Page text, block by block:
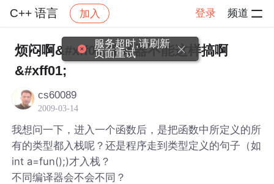
C++ 语言 加入 登录 频道
社区 C++ 语言 帖子详情
烦闷啊&#xff0c;编译器不能这样搞啊
&#xff01;
cs60089
2009-03-14
我想问一下，进入一个函数后，是把函数中所定义的所
有的类型都入栈呢？还是程序走到类型定义的句子（如
int a=fun();)才入栈？
不同编译器会不会不同？
服务超时,请刷新
页面重试